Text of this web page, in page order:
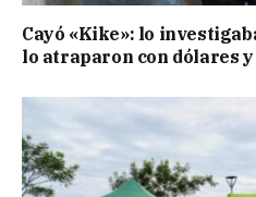
Cayó «Kike»: lo
lo atraparon con dólares